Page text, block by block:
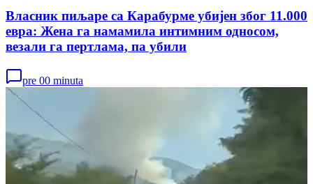
Власник пиљаре са Карабурме убијен због 11.000
евра: Жена га намамила интимним односом,
везали га пертлама, па убили
pre 00 minuta